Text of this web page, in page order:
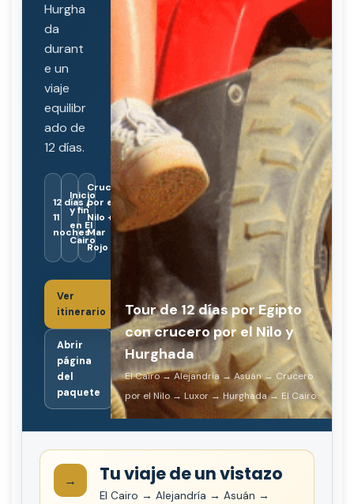
Hurgha
da
durant
e un
viaje
equilibr
ado de
12 días.
12 días /
11
noches
Inicio
y fin
en El
Cairo
Crucero
por el
Nilo +
Mar
Rojo
Ver
itinerario
Abrir
página
del
paquete
Tour de 12 días por Egipto
con crucero por el Nilo y
Hurghada
El Cairo → Alejandría → Asuán → Crucero
por el Nilo → Luxor → Hurghada → El Cairo
→ Tu viaje de un vistazo
El Cairo → Alejandría → Asuán →